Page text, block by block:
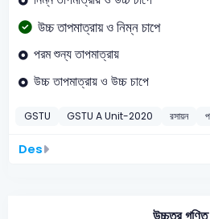
উচ্চ তাপমাত্রায় ও নিম্ন চাপে
পরম শুন্য তাপমাত্রায়
উচ্চ তাপমাত্রায় ও উচ্চ চাপে
GSTU GSTU A Unit-2020 রসায়ন
Des